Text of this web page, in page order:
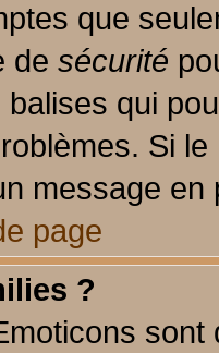
que
de sécurité
qui
Si
message
page
?